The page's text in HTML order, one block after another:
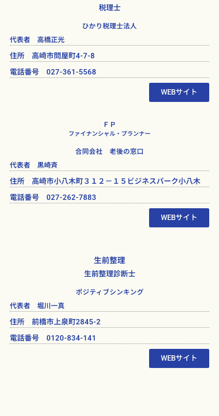
税理士
ひかり税理士法人
代表者 高橋正光
住所 高崎市問屋町4-7-8
電話番号 027-361-5568
WEBサイト
ＦＰ
ファイナンシャル・プランナー
合同会社 老後の窓口
代表者 黒崎斉
住所 高崎市小八木町３１２－１５ビジネスパーク小八木
電話番号 027-262-7883
WEBサイト
生前整理
生前整理診断士
ポジティブシンキング
代表者 堀川一真
住所 前橋市上泉町2845-2
電話番号 0120-834-141
WEBサイト